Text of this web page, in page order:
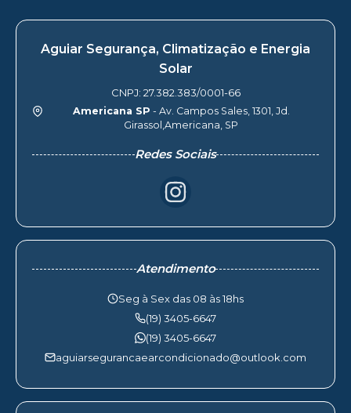
Aguiar Segurança, Climatização e Energia
Solar
CNPJ: 27.382.383/0001-66
Americana SP - Av. Campos Sales, 1301, Jd.
Girassol,Americana, SP
Redes Sociais
Atendimento
Seg à Sex das 08 às 18hs
(19) 3405-6647
(19) 3405-6647
aguiarsegurancaearcondicionado@outlook.com